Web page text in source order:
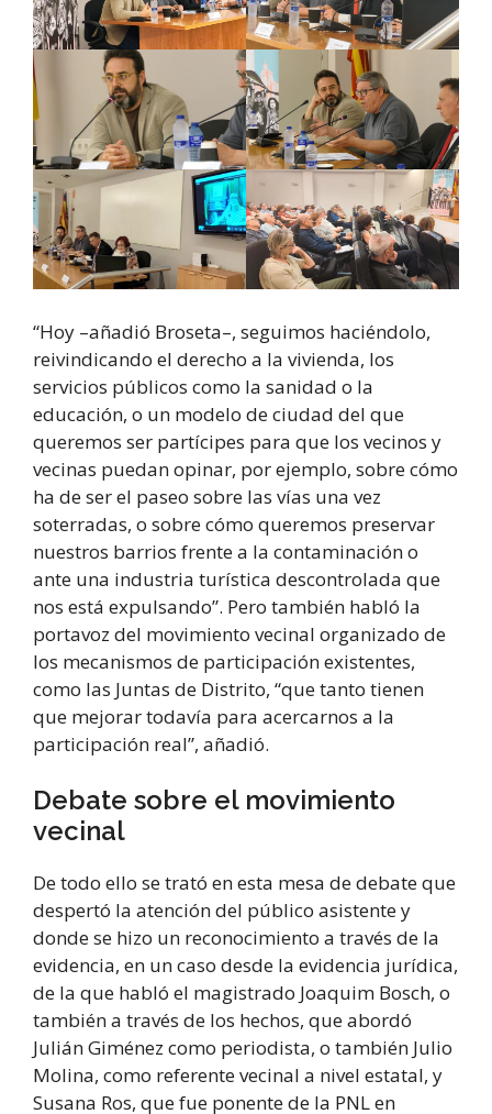
“Hoy –añadió Broseta–, seguimos haciéndolo,
reivindicando el derecho a la vivienda, los
servicios públicos como la sanidad o la
educación, o un modelo de ciudad del que
queremos ser partícipes para que los vecinos y
vecinas puedan opinar, por ejemplo, sobre cómo
ha de ser el paseo sobre las vías una vez
soterradas, o sobre cómo queremos preservar
nuestros barrios frente a la contaminación o
ante una industria turística descontrolada que
nos está expulsando”. Pero también habló la
portavoz del movimiento vecinal organizado de
los mecanismos de participación existentes,
como las Juntas de Distrito, “que tanto tienen
que mejorar todavía para acercarnos a la
participación real”, añadió.
Debate sobre el movimiento
vecinal
De todo ello se trató en esta mesa de debate que
despertó la atención del público asistente y
donde se hizo un reconocimiento a través de la
evidencia, en un caso desde la evidencia jurídica,
de la que habló el magistrado Joaquim Bosch, o
también a través de los hechos, que abordó
Julián Giménez como periodista, o también Julio
Molina, como referente vecinal a nivel estatal, y
Susana Ros, que fue ponente de la PNL en